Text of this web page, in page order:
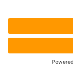
Für
auch telefonisch
Name*